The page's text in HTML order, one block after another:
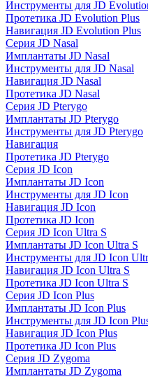
Инструменты для JD
Протетика JD Evolution Plus
Навигация JD Evolution Plus
Серия JD Nasal
Имплантаты JD Nasal
Инструменты для JD Nasal
Навигация JD Nasal
Протетика JD Nasal
Серия JD Pterygo
Имплантаты JD Pterygo
Инструменты для JD Pterygo
Навигация
Протетика JD Pterygo
Серия JD Icon
Имплантаты JD Icon
Инструменты для JD Icon
Навигация JD Icon
Протетика JD Icon
Серия JD Icon Ultra S
Имплантаты JD Icon Ultra S
Инструменты для JD Icon
Навигация JD Icon Ultra S
Протетика JD Icon Ultra S
Серия JD Icon Plus
Имплантаты JD Icon Plus
Инструменты для JD Icon
Навигация JD Icon Plus
Протетика JD Icon Plus
Серия JD Zygoma
Имплантаты JD Zygoma